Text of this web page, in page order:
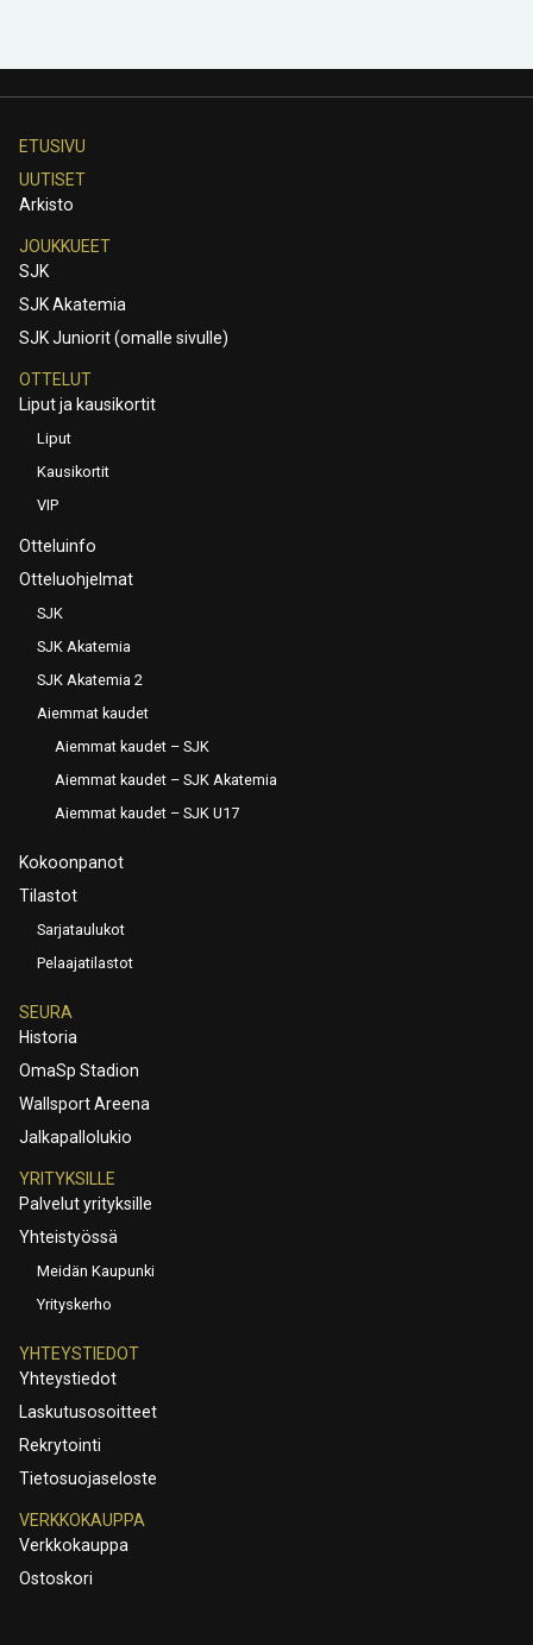
ETUSIVU
UUTISET
Arkisto
JOUKKUEET
SJK
SJK Akatemia
SJK Juniorit (omalle sivulle)
OTTELUT
Liput ja kausikortit
Liput
Kausikortit
VIP
Otteluinfo
Otteluohjelmat
SJK
SJK Akatemia
SJK Akatemia 2
Aiemmat kaudet
Aiemmat kaudet – SJK
Aiemmat kaudet – SJK Akatemia
Aiemmat kaudet – SJK U17
Kokoonpanot
Tilastot
Sarjataulukot
Pelaajatilastot
SEURA
Historia
OmaSp Stadion
Wallsport Areena
Jalkapallolukio
YRITYKSILLE
Palvelut yrityksille
Yhteistyössä
Meidän Kaupunki
Yrityskerho
YHTEYSTIEDOT
Yhteystiedot
Laskutusosoitteet
Rekrytointi
Tietosuojaseloste
VERKKOKAUPPA
Verkkokauppa
Ostoskori